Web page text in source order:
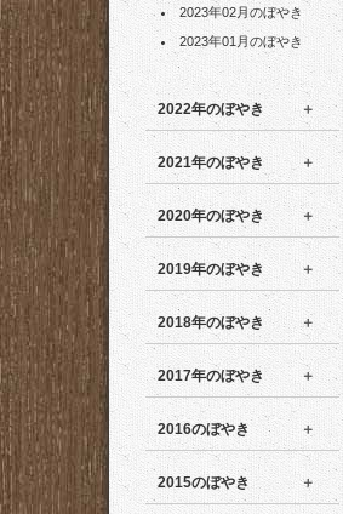
2023年02月のぼやき
2023年01月のぼやき
2022年のぼやき
2021年のぼやき
2020年のぼやき
2019年のぼやき
2018年のぼやき
2017年のぼやき
2016のぼやき
2015のぼやき